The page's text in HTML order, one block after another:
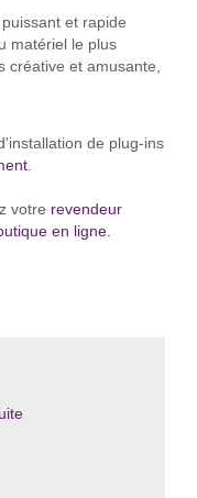
et rapide
matériel le plus
créative et amusante,
de plug-ins
.
votre revendeur
en ligne.